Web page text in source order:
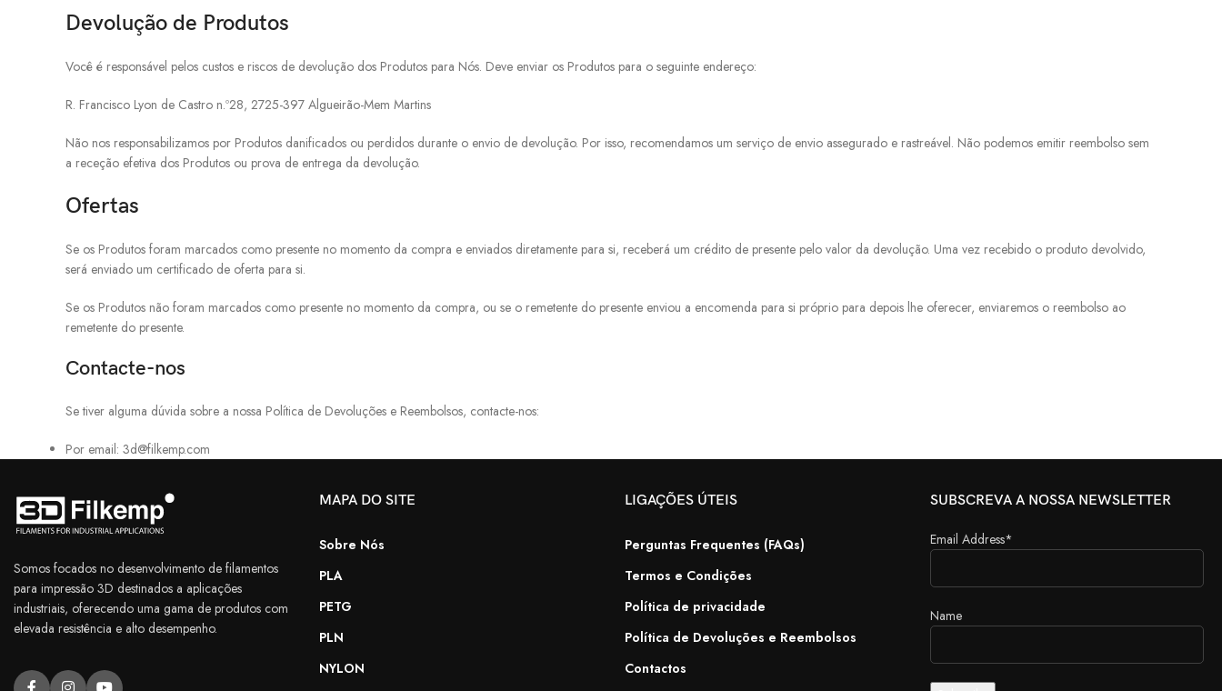
Devolução de Produtos
Você é responsável pelos custos e riscos de devolução dos Produtos para Nós. Deve enviar os Produtos para o seguinte endereço:
R. Francisco Lyon de Castro n.º28, 2725-397 Algueirão-Mem Martins
Não nos responsabilizamos por Produtos danificados ou perdidos durante o envio de devolução. Por isso, recomendamos um serviço de envio assegurado e rastreável. Não podemos emitir reembolso sem
a receção efetiva dos Produtos ou prova de entrega da devolução.
Ofertas
Se os Produtos foram marcados como presente no momento da compra e enviados diretamente para si, receberá um crédito de presente pelo valor da devolução. Uma vez recebido o produto devolvido,
será enviado um certificado de oferta para si.
Se os Produtos não foram marcados como presente no momento da compra, ou se o remetente do presente enviou a encomenda para si próprio para depois lhe oferecer, enviaremos o reembolso ao
remetente do presente.
Contacte-nos
Se tiver alguma dúvida sobre a nossa Política de Devoluções e Reembolsos, contacte-nos:
Por email: 3d@filkemp.com
Somos focados no desenvolvimento de filamentos
para impressão 3D destinados a aplicações
industriais, oferecendo uma gama de produtos com
elevada resistência e alto desempenho.
MAPA DO SITE
Sobre Nós
PLA
PETG
PLN
NYLON
LIGAÇÕES ÚTEIS
Perguntas Frequentes (FAQs)
Termos e Condições
Política de privacidade
Política de Devoluções e Reembolsos
Contactos
SUBSCREVA A NOSSA NEWSLETTER
Email Address*
Name